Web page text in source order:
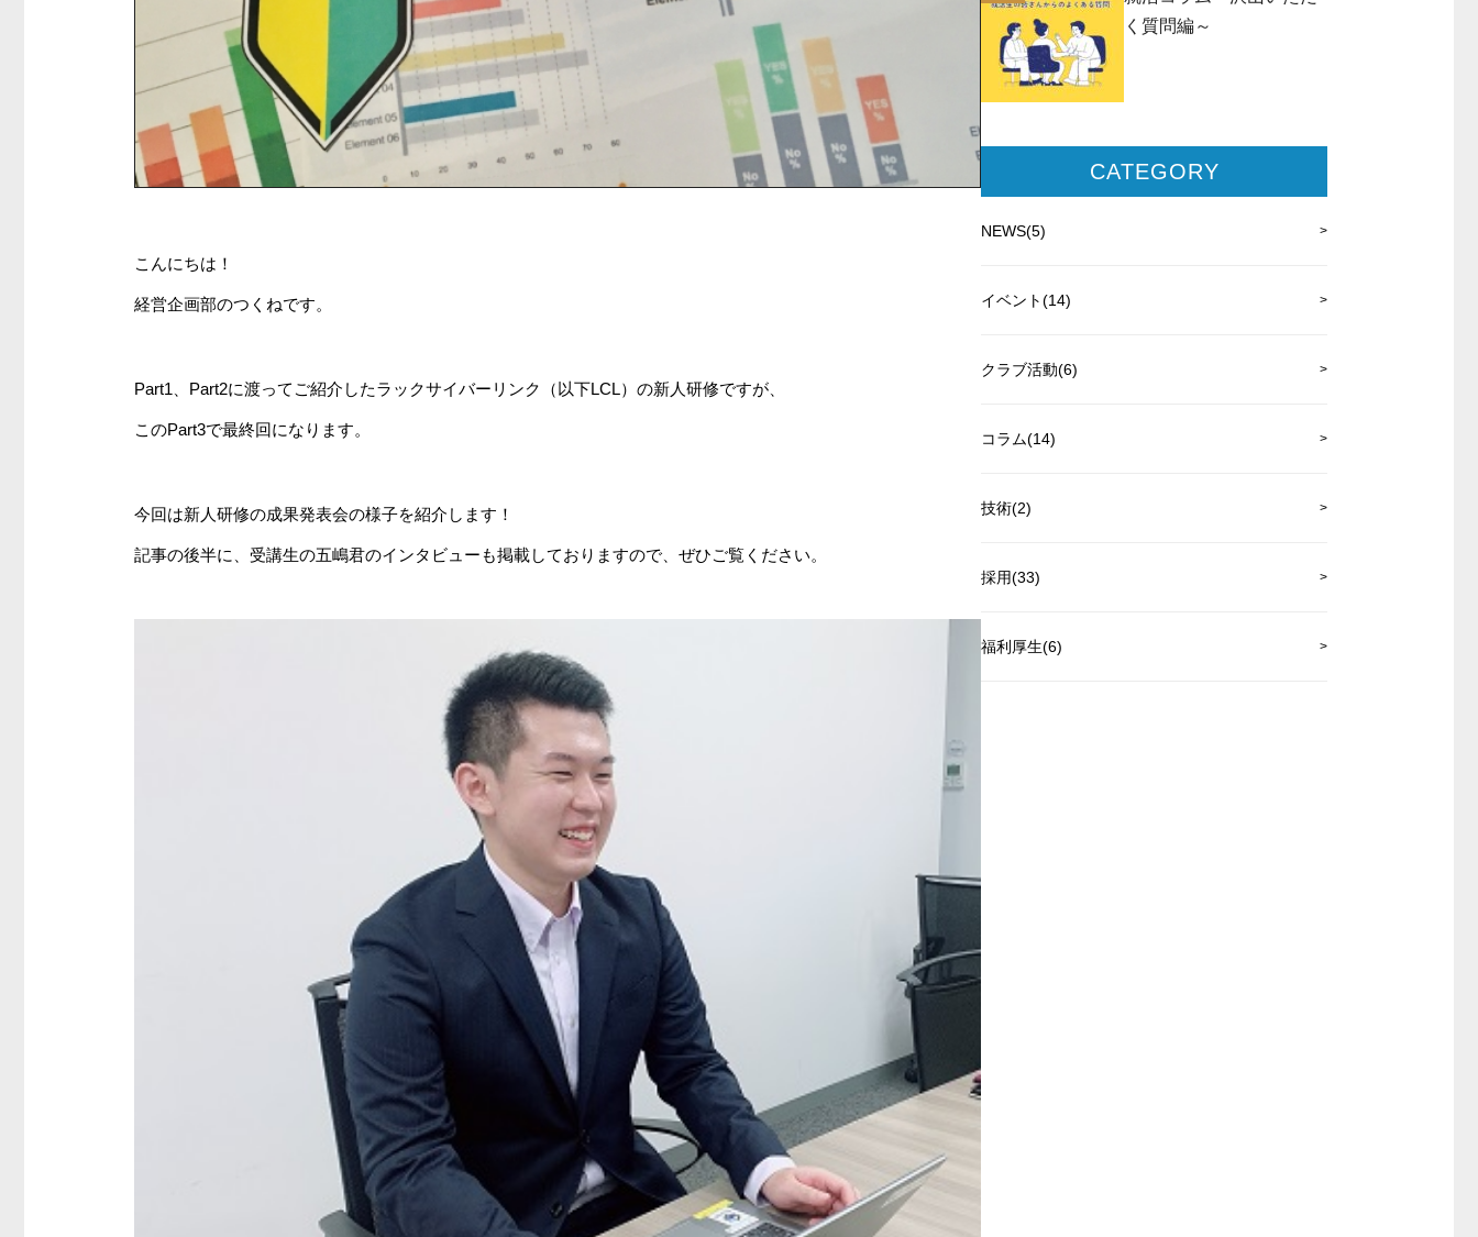
こんにちは！
経営企画部のつくねです。
Part1、Part2に渡ってご紹介したラックサイバーリンク（以下LCL）の新人研修ですが、
このPart3で最終回になります。
今回は新人研修の成果発表会の様子を紹介します！
記事の後半に、受講生の五嶋君のインタビューも掲載しておりますので、ぜひご覧ください。
く質問編～
CATEGORY
NEWS(5)
イベント(14)
クラブ活動(6)
コラム(14)
技術(2)
採用(33)
福利厚生(6)